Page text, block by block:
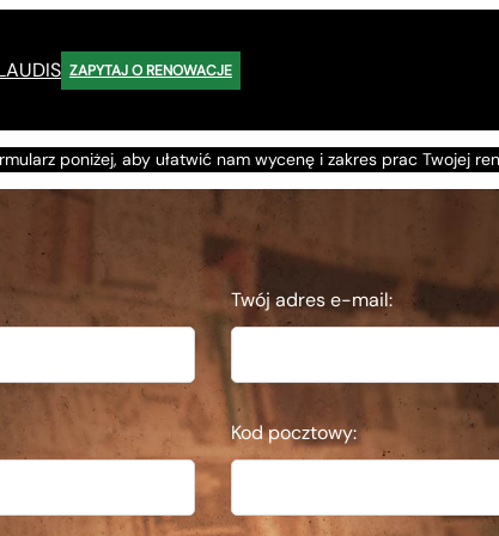
ZAPYTAJ O RENOWACJE
poniżej, aby ułatwić nam wycenę i zakres prac Twojej
Formularz renowacji
Twój adres e-mail:
Kod pocztowy: